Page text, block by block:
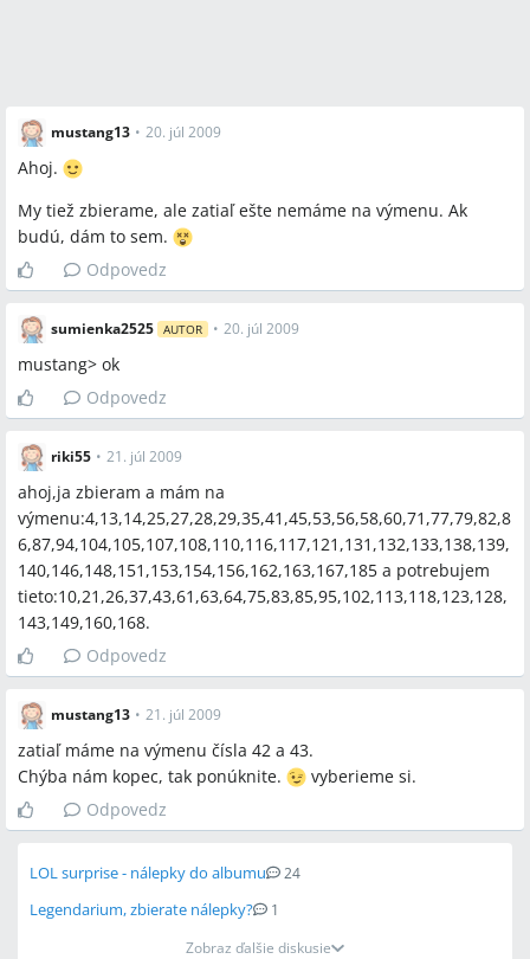
mustang13 • 20. júl 2009
Ahoj.
My tiež zbierame, ale zatiaľ ešte nemáme na výmenu. Ak
budú, dám to sem.
Odpovedz
sumienka2525 AUTOR • 20. júl 2009
mustang> ok
Odpovedz
riki55 • 21. júl 2009
ahoj,ja zbieram a mám na
výmenu:4,13,14,25,27,28,29,35,41,45,53,56,58,60,71,77,79,82,8
6,87,94,104,105,107,108,110,116,117,121,131,132,133,138,139,
140,146,148,151,153,154,156,162,163,167,185 a potrebujem
tieto:10,21,26,37,43,61,63,64,75,83,85,95,102,113,118,123,128,
143,149,160,168.
Odpovedz
mustang13 • 21. júl 2009
zatiaľ máme na výmenu čísla 42 a 43.
Chýba nám kopec, tak ponúknite.
vyberieme si.
Odpovedz
LOL surprise - nálepky do albumu 24
Legendarium, zbierate nálepky?
1
Zobraz ďalšie diskusie